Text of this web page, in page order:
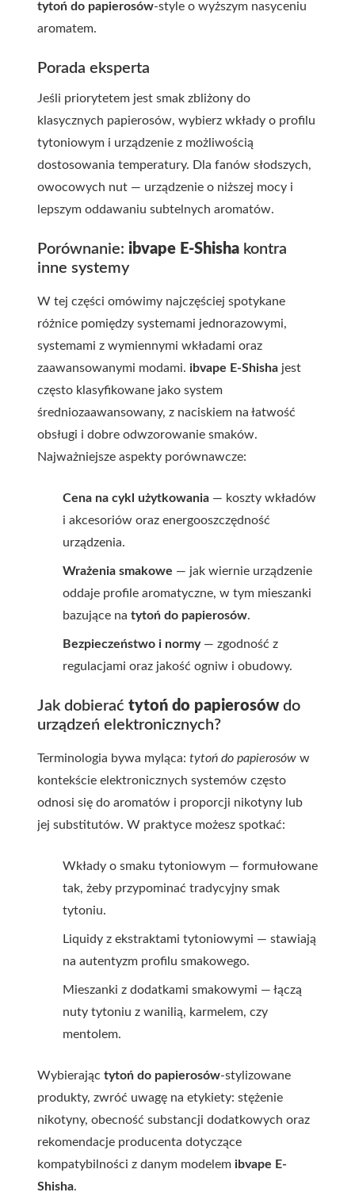
tytoń do papierosów-style o wyższym nasyceniu
aromatem.
Porada eksperta
Jeśli priorytetem jest smak zbliżony do
klasycznych papierosów, wybierz wkłady o profilu
tytoniowym i urządzenie z możliwością
dostosowania temperatury. Dla fanów słodszych,
owocowych nut — urządzenie o niższej mocy i
lepszym oddawaniu subtelnych aromatów.
Porównanie: ibvape E-Shisha kontra
inne systemy
W tej części omówimy najczęściej spotykane
różnice pomiędzy systemami jednorazowymi,
systemami z wymiennymi wkładami oraz
zaawansowanymi modami. ibvape E-Shisha jest
często klasyfikowane jako system
średniozaawansowany, z naciskiem na łatwość
obsługi i dobre odwzorowanie smaków.
Najważniejsze aspekty porównawcze:
Cena na cykl użytkowania — koszty wkładów
i akcesoriów oraz energooszczędność
urządzenia.
Wrażenia smakowe — jak wiernie urządzenie
oddaje profile aromatyczne, w tym mieszanki
bazujące na tytoń do papierosów.
Bezpieczeństwo i normy— zgodność z
regulacjami oraz jakość ogniw i obudowy.
Jak dobierać tytoń do papierosówdo
urządzeń elektronicznych?
Terminologia bywa myląca: tytoń do papierosów w
kontekście elektronicznych systemów często
odnosi się do aromatów i proporcji nikotyny lub
jej substitutów. W praktyce możesz spotkać:
Wkłady o smaku tytoniowym — formułowane
tak, żeby przypominać tradycyjny smak
tytoniu.
Liquidy z ekstraktami tytoniowymi — stawiają
na autentyzm profilu smakowego.
Mieszanki z dodatkami smakowymi — łączą
nuty tytoniu z wanilią, karmelem, czy
mentolem.
Wybierając tytoń do papierosów-stylizowane
produkty, zwróć uwagę na etykiety: stężenie
nikotyny, obecność substancji dodatkowych oraz
rekomendacje producenta dotyczące
kompatybilności z danym modelem ibvape E-
Shisha.